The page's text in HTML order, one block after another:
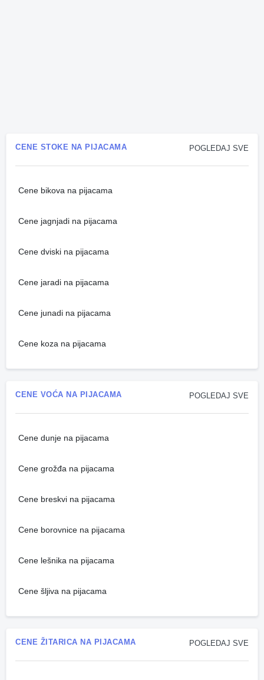
POGLEDAJ SVE
CENE STOKE NA PIJACAMA
Cene bikova na pijacama
Cene jagnjadi na pijacama
Cene dviski na pijacama
Cene jaradi na pijacama
Cene junadi na pijacama
Cene koza na pijacama
POGLEDAJ SVE
CENE VOĆA NA PIJACAMA
Cene dunje na pijacama
Cene grožđa na pijacama
Cene breskvi na pijacama
Cene borovnice na pijacama
Cene lešnika na pijacama
Cene šljiva na pijacama
POGLEDAJ SVE
CENE ŽITARICA NA PIJACAMA